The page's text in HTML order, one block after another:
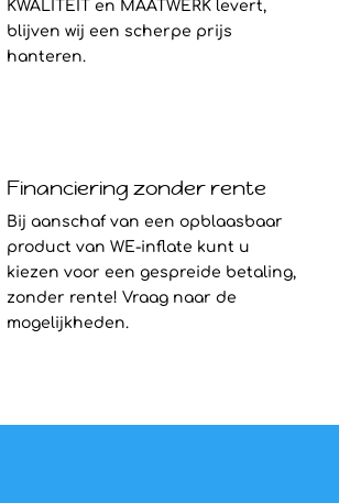
KWALITEIT en MAATWERK levert,
blijven wij een scherpe prijs
hanteren.
Financiering zonder rente
Bij aanschaf van een opblaasbaar
product van WE-inflate kunt u
kiezen voor een gespreide betaling,
zonder rente! Vraag naar de
mogelijkheden.